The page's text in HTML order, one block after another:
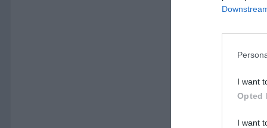
I want
Opted
I want